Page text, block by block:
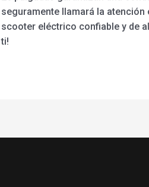
seguramente llamará la atención
scooter eléctrico confiable y de
ti!